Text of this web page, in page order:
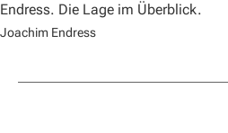
Endress. Die Lage im Überblick.
Joachim Endress